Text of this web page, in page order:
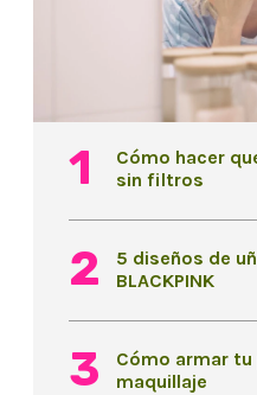
Cómo hacer
sin filtros
5 diseños de
BLACKPINK
Cómo armar
maquillaje